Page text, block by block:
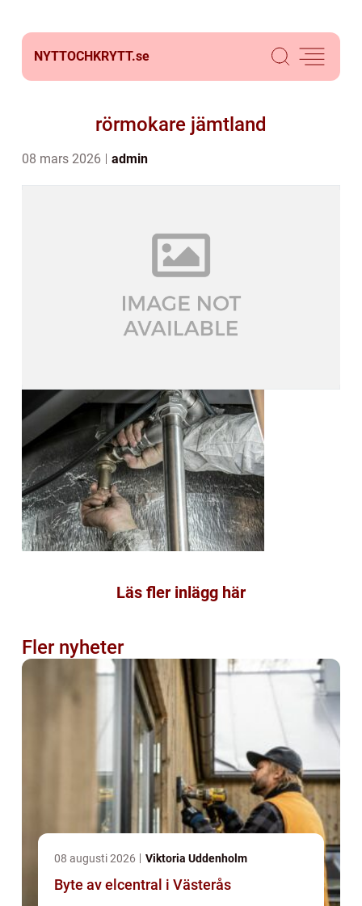
NYTTOCHKRYTT.se
rörmokare jämtland
08 mars 2026 admin
Läs fler inlägg här
Fler nyheter
08 augusti 2026 Viktoria Uddenholm
Byte av elcentral i Västerås